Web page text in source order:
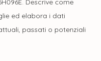
Descrive come
ed elabora i dati
passati o potenziali